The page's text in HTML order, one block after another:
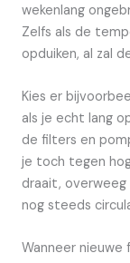
wekenlang
Zelfs als de
opduiken, al zal
Kies er
als je echt lang
de filters en
je toch tegen
draait,
nog steeds
Wanneer